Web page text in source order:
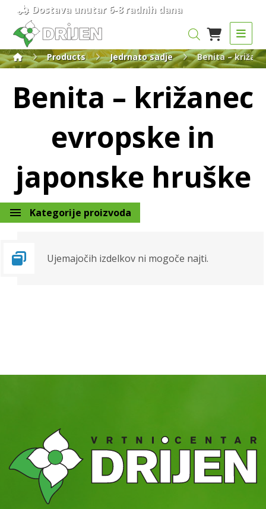
Dostava unutar 6-8 radnih dana
Products Jedrnato sadje Benita –
Benita – križanec
evropske in
japonske hruške
Kategorije proizvoda
Ujemajočih izdelkov ni mogoče najti.